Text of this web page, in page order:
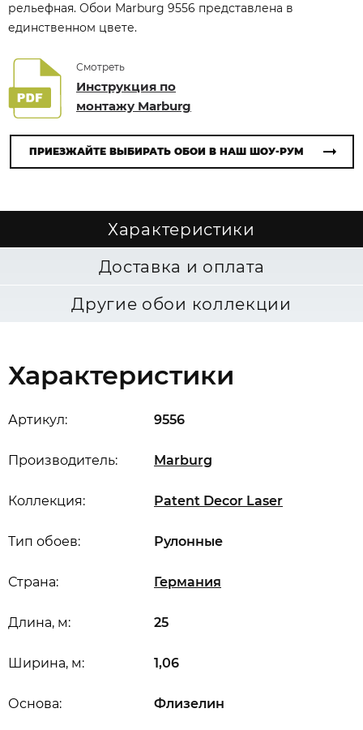
рельефная. Обои Marburg 9556 представлена в
единственном цвете.
Смотреть
Инструкция по
монтажу Marburg
ПРИЕЗЖАЙТЕ ВЫБИРАТЬ ОБОИ В НАШ ШОУ-РУМ
Характеристики
Доставка и оплата
Другие обои коллекции
Характеристики
Артикул: 9556
Производитель: Marburg
Коллекция: Patent Decor Laser
Длина, м: 25
Ширина, м: 1,06
Основа: Флизелин
Страна: Германия
Тип обоев: Рулонные